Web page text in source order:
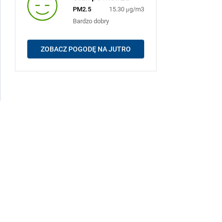
PM2.5
15.30 μg/m3
Bardzo dobry
ZOBACZ POGODĘ NA JUTRO